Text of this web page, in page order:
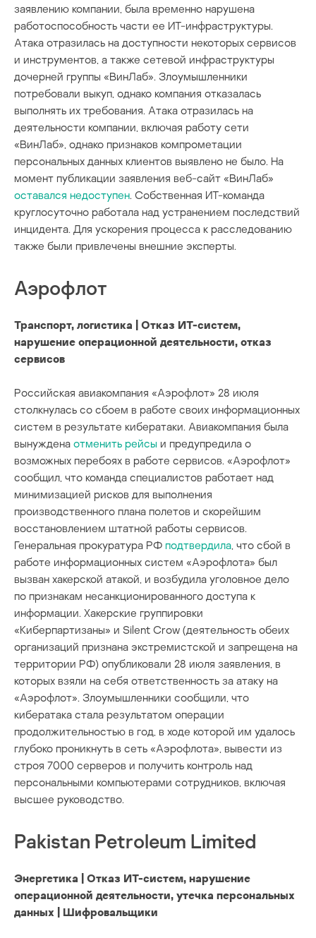
заявлению компании, была временно нарушена
работоспособность части ее ИТ-инфраструктуры.
Атака отразилась на доступности некоторых сервисов
и инструментов, а также сетевой инфраструктуры
дочерней группы «ВинЛаб». Злоумышленники
потребовали выкуп, однако компания отказалась
выполнять их требования. Атака отразилась на
деятельности компании, включая работу сети
«ВинЛаб», однако признаков компрометации
персональных данных клиентов выявлено не было. На
момент публикации заявления веб-сайт «ВинЛаб»
оставался недоступен. Собственная ИТ-команда
круглосуточно работала над устранением последствий
инцидента. Для ускорения процесса к расследованию
также были привлечены внешние эксперты.
Аэрофлот
Транспорт, логистика | Отказ ИТ-систем,
нарушение операционной деятельности, отказ
сервисов
Российская авиакомпания «Аэрофлот» 28 июля
столкнулась со сбоем в работе своих информационных
систем в результате кибератаки. Авиакомпания была
вынуждена отменить рейсы и предупредила о
возможных перебоях в работе сервисов. «Аэрофлот»
сообщил, что команда специалистов работает над
минимизацией рисков для выполнения
производственного плана полетов и скорейшим
восстановлением штатной работы сервисов.
Генеральная прокуратура РФ подтвердила, что сбой в
работе информационных систем «Аэрофлота» был
вызван хакерской атакой, и возбудила уголовное дело
по признакам несанкционированного доступа к
информации. Хакерские группировки
«Киберпартизаны» и Silent Crow (деятельность обеих
организаций признана экстремистской и запрещена на
территории РФ) опубликовали 28 июля заявления, в
которых взяли на себя ответственность за атаку на
«Аэрофлот». Злоумышленники сообщили, что
кибератака стала результатом операции
продолжительностью в год, в ходе которой им удалось
глубоко проникнуть в сеть «Аэрофлота», вывести из
строя 7000 серверов и получить контроль над
персональными компьютерами сотрудников, включая
высшее руководство.
Pakistan Petroleum Limited
Энергетика | Отказ ИТ-систем, нарушение
операционной деятельности, утечка персональных
данных | Шифровальщики